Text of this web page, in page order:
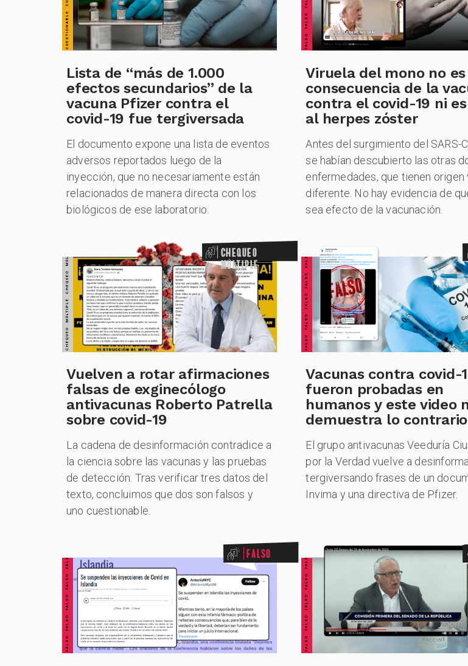
Lista de “más de 1.000
efectos secundarios” de la
vacuna Pfizer contra el
covid-19 fue tergiversada
El documento expone una lista de eventos
adversos reportados luego de la
inyección, que no necesariamente están
relacionados de manera directa con los
biológicos de ese laboratorio.
Viruela del mono no es
consecuencia de la
contra el covid-19 ni
al herpes zóster
Antes del surgimiento del SARS-
se habían descubierto las otras
enfermedades, que tienen origen
diferente. No hay evidencia de
sea efecto de la vacunación.
CHEQUEO MÚLTIPLE CHEQUEO MÚLTIPLE CHEQUEO MÚLTIPLE CHEQUEO MÚLTIPLE CHEQUEO MÚLTIPLE CHEQUEO MÚLTIPLE CHEQUEO MÚLTIPLE
Chequeo
Múltiple
Vuelven a rotar afirmaciones
falsas de exginecólogo
antivacunas Roberto Patrella
sobre covid-19
La cadena de desinformación contradice a
la ciencia sobre las vacunas y las pruebas
de detección. Tras verificar tres datos del
texto, concluimos que dos son falsos y
uno cuestionable.
FALSO FALSO FALSO FALSO FALSO FALSO FALSO
Vacunas contra covid-
fueron probadas en
humanos y este video
demuestra lo contrario
El grupo antivacunas Veeduría
por la Verdad vuelve a
tergiversando frases de un
Invima y una directiva de Pfizer.
FALSO FALSO FALSO FALSO FALSO FALSO FALSO Falso FALSO FALSO FALSO FALSO FALSO FALSO FALSO